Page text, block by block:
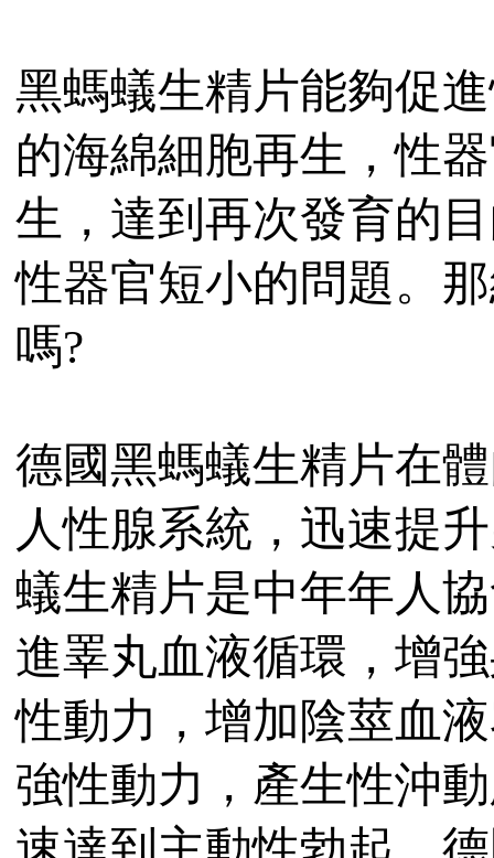
黑螞蟻生精片能夠促
的海綿細胞再生，性
生，達到再次發育的
性器官短小的問題。
嗎?
德國黑螞蟻生精片在
人性腺系統，迅速提
蟻生精片是中年年人
進睪丸血液循環，增
性動力，增加陰莖血
強性動力，產生性沖